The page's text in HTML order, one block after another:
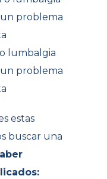
lumbalgia
problema
estas
buscar una